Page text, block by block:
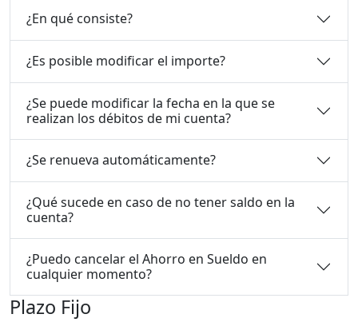
¿En qué consiste?
¿Es posible modificar el importe?
¿Se puede modificar la fecha en la que se
realizan los débitos de mi cuenta?
¿Se renueva automáticamente?
¿Qué sucede en caso de no tener saldo en la
cuenta?
¿Puedo cancelar el Ahorro en Sueldo en
cualquier momento?
Plazo Fijo